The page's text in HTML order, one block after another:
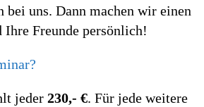
bei uns. Dann machen wir einen
Freunde persönlich!
jeder 230,- €. Für jede weitere